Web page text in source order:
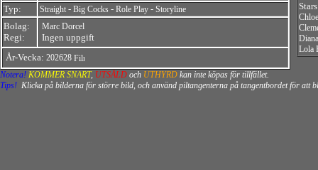
Typ:
Straight - Big Cocks - Role Play - Storyline
Bolag:
Regi:
Marc Dorcel
Ingen uppgift
År-Vecka: 202628
Chloe
Diana
Lola
Notera! KOMMER SNART, UTSÅLD och UTHYRD kan inte köpas för tillfället.
Tips! Klicka på bilderna för större bild, och använd piltangenterna på tangentbordet för att